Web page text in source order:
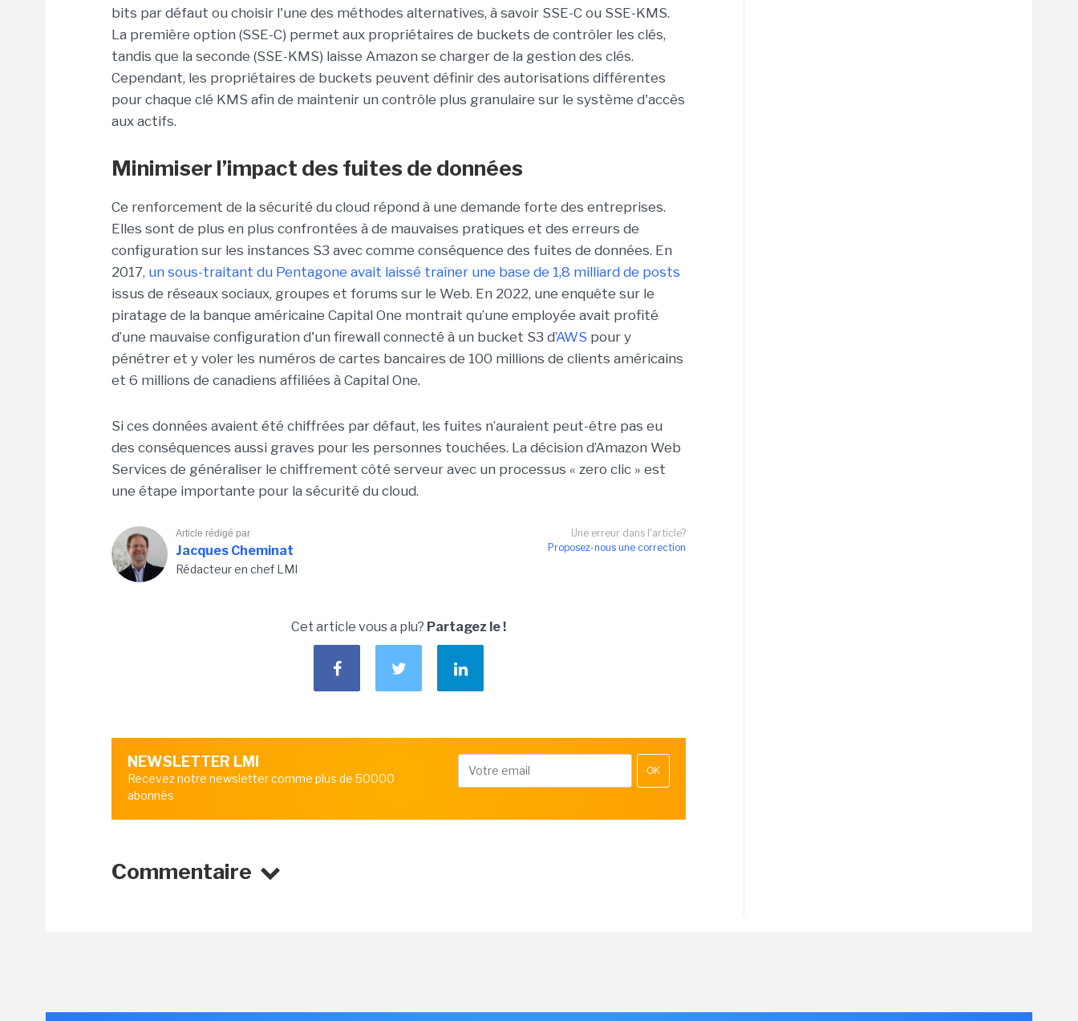
bits par défaut ou choisir l'une des méthodes alternatives, à savoir SSE-C ou SSE-KMS.
La première option (SSE-C) permet aux propriétaires de buckets de contrôler les clés,
tandis que la seconde (SSE-KMS) laisse Amazon se charger de la gestion des clés.
Cependant, les propriétaires de buckets peuvent définir des autorisations différentes
pour chaque clé KMS afin de maintenir un contrôle plus granulaire sur le système d'accès
aux actifs.
Minimiser l’impact des fuites de données
Ce renforcement de la sécurité du cloud répond à une demande forte des entreprises.
Elles sont de plus en plus confrontées à de mauvaises pratiques et des erreurs de
configuration sur les instances S3 avec comme conséquence des fuites de données. En
2017, un sous-traitant du Pentagone avait laissé traîner une base de 1,8 milliard de posts
issus de réseaux sociaux, groupes et forums sur le Web. En 2022, une enquête sur le
piratage de la banque américaine Capital One montrait qu’une employée avait profité
d’une mauvaise configuration d'un firewall connecté à un bucket S3 d’AWS pour y
pénétrer et y voler les numéros de cartes bancaires de 100 millions de clients américains
et 6 millions de canadiens affiliées à Capital One.
Si ces données avaient été chiffrées par défaut, les fuites n’auraient peut-être pas eu
des conséquences aussi graves pour les personnes touchées. La décision d’Amazon Web
Services de généraliser le chiffrement côté serveur avec un processus « zero clic » est
une étape importante pour la sécurité du cloud.
Une erreur dans l'article?
Proposez-nous une correction
Article rédigé par
Jacques Cheminat
Rédacteur en chef LMI
Cet article vous a plu? Partagez le !
NEWSLETTER LMI
Recevez notre newsletter comme plus de 50000
abonnés
OK
Commentaire